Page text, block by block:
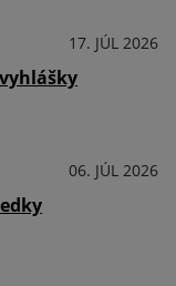
17. JÚL 2026
06. JÚL 2026